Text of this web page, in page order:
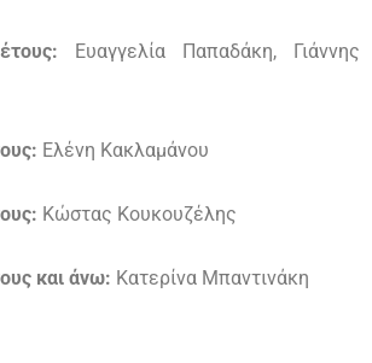
Ευαγγελία Παπαδάκη, Γιάννης
Ελένη Κακλαμάνου
Κώστας Κουκουζέλης
και άνω: Κατερίνα Μπαντινάκη